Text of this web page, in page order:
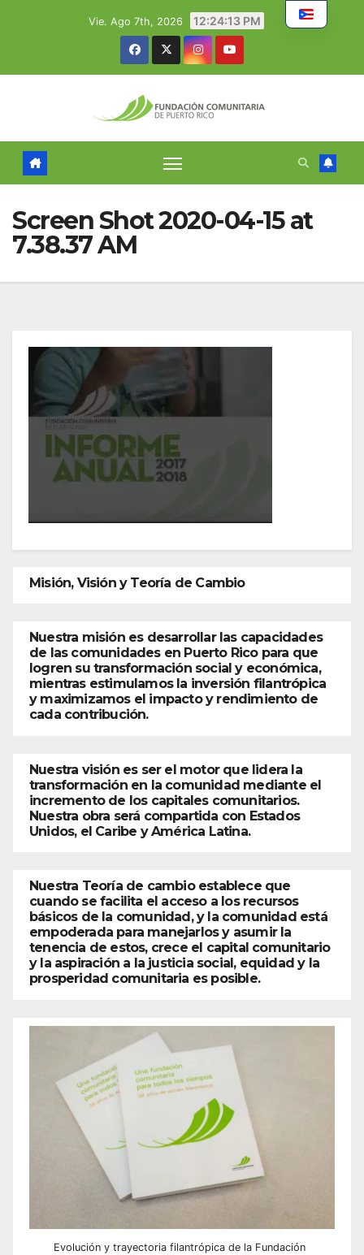
Vie. Ago 7th, 2026 12:24:13 PM
Screen Shot 2020-04-15 at
7.38.37 AM
Misión, Visión y Teoría de Cambio
Nuestra misión es desarrollar las capacidades
de las comunidades en Puerto Rico para que
logren su transformación social y económica,
mientras estimulamos la inversión filantrópica
y maximizamos el impacto y rendimiento de
cada contribución.
Nuestra visión es ser el motor que lidera la
transformación en la comunidad mediante el
incremento de los capitales comunitarios.
Nuestra obra será compartida con Estados
Unidos, el Caribe y América Latina.
Nuestra Teoría de cambio establece que
cuando se facilita el acceso a los recursos
básicos de la comunidad, y la comunidad está
empoderada para manejarlos y asumir la
tenencia de estos, crece el capital comunitario
y la aspiración a la justicia social, equidad y la
prosperidad comunitaria es posible.
Evolución y trayectoria filantrópica de la Fundación